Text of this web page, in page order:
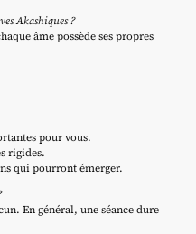
Akashiques ?
âme possède ses propres
pour vous.
rigides.
qui pourront émerger.
En général, une séance dure